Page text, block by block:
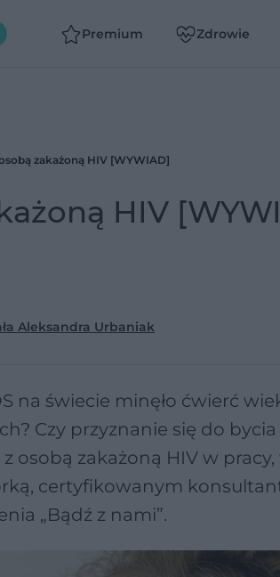
Premium Zdrowie
zakażoną HIV [WYWIAD]
HIV
Aleksandra Urbaniak
na świecie minęło ćwierć
Czy przyznanie się do
osobą zakażoną HIV w
certyfikowanym
„Bądź z nami”.